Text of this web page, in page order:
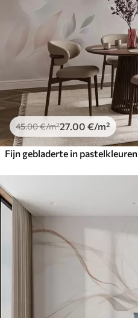
45.00€/m²27 .00 €/m²
Fijn gebladerte in pastelkleuren